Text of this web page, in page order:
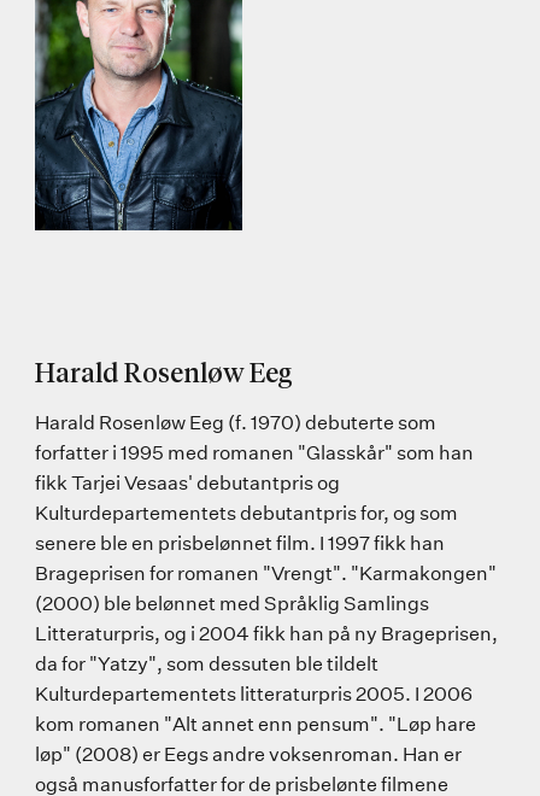
Harald Rosenløw Eeg
Harald Rosenløw Eeg (f. 1970) debuterte som
forfatter i 1995 med romanen "Glasskår" som han
fikk Tarjei Vesaas' debutantpris og
Kulturdepartementets debutantpris for, og som
senere ble en prisbelønnet film. I 1997 fikk han
Brageprisen for romanen "Vrengt". "Karmakongen"
(2000) ble belønnet med Språklig Samlings
Litteraturpris, og i 2004 fikk han på ny Brageprisen,
da for "Yatzy", som dessuten ble tildelt
Kulturdepartementets litteraturpris 2005. I 2006
kom romanen "Alt annet enn pensum". "Løp hare
løp" (2008) er Eegs andre voksenroman. Han er
også manusforfatter for de prisbelønte filmene